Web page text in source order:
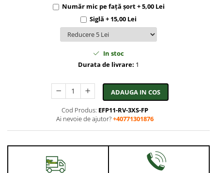
Număr mic pe față șort + 5,00 Lei
Siglă + 15,00 Lei
In stoc
Durata de livrare: 1
ADAUGA IN COS
Cod Produs: EFP11-RV-3XS-FP
Ai nevoie de ajutor?+40771301876